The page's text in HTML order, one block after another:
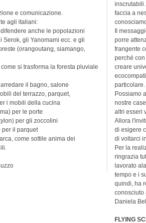
e comunicazione.
agli italiani:
anche le popolazioni
Serok, gli Yanomami ecc. e gli
(orangoutang, siamango,
si trasforma la foresta pluviale
il bagno, salone
del terrazzo, parquet,
i mobili della cucina
per le porte
per gli zoccolini
per il parquet
come sottile anima dei
faccia a
Il
porre
frangente
perché
creare
particolare.
Possiamo
nostre
altri esseri
Allora
di esigere
di voltarci
Per la
ringrazia
lavorato
tempo e i
quindi, ha
conosciuto
Daniela
FLYING